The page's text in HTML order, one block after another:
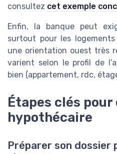
consultez cet exemple
Enfin, la banque peut
surtout pour les
une orientation ouest très
varient selon le profil de
bien (appartement, rdc,
Étapes clés
hypothécaire
Préparer son dossier